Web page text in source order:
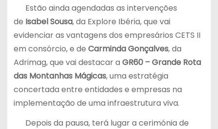
Estão ainda agendadas as intervenções
de Isabel Sousa, da Explore Ibéria, que vai
evidenciar as vantagens dos empresários CETS II
em consórcio, e de Carminda Gonçalves, da
Adrimag, que vai destacar a GR60 – Grande Rota
das Montanhas Mágicas, uma estratégia
concertada entre entidades e empresas na
implementação de uma infraestrutura viva.
Depois da pausa, terá lugar a cerimónia de